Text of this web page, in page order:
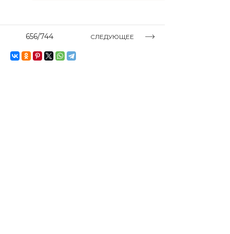
656/744 СЛЕДУЮЩЕЕ